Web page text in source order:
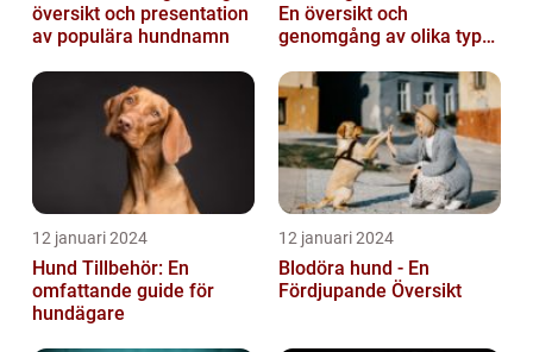
översikt och presentation
av populära hundnamn
En översikt och
genomgång av olika typer
och nackde...
12 januari 2024
Hund Tillbehör: En
omfattande guide för
hundägare
12 januari 2024
Blodöra hund - En
Fördjupande Översikt